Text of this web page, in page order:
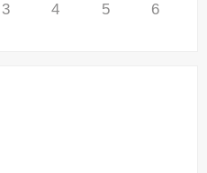
3 4 5 6